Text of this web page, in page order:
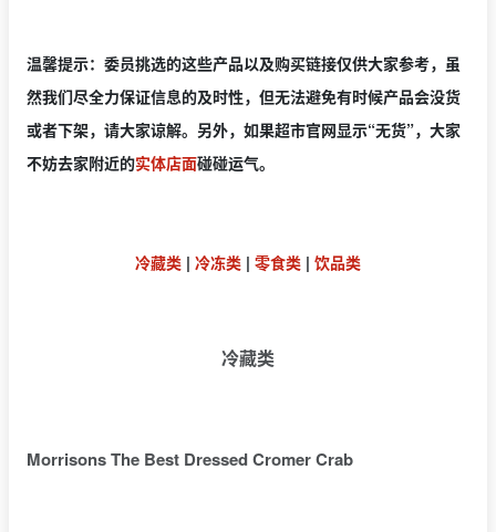
温馨提示：委员挑选的这些产品以及购买链接仅供大家参考，虽
然我们尽全力保证信息的及时性，但无法避免有时候产品会没货
或者下架，请大家谅解。另外，如果超市官网显示“无货”，大家
不妨去家附近的实体店面碰碰运气。
冷藏类 | 冷冻类 | 零食类 | 饮品类
冷藏类
Morrisons The Best Dressed Cromer Crab